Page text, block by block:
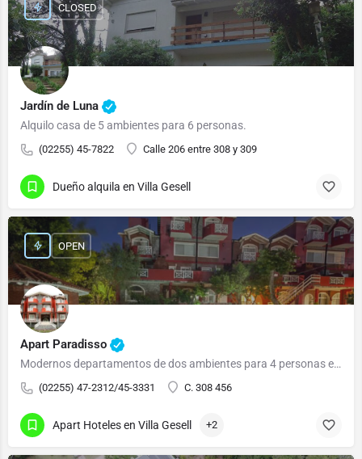
Jardín de Luna
Alquilo casa de 5 ambientes para 6 personas.
(02255) 45-7822 Calle 206 entre 308 y 309
CLOSED
Dueño alquila en Villa Gesell
Apart Paradisso
Modernos departamentos de dos ambientes para 4 personas equipados con: Cocina, horno y 4…
(02255) 47-2312/45-3331 C. 308 456
OPEN
Apart Hoteles en Villa Gesell +2